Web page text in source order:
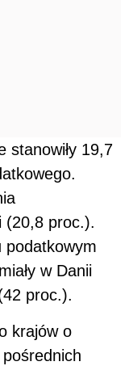
stanowiły 19,7
(20,8 proc.).
podatkowym
w Danii
proc.).
krajów o